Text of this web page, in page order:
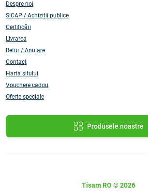
Despre noi
SICAP / Achiziții publice
Certificări
Livrarea
Retur / Anulare
Contact
Harta sitului
Vouchere cadou
Oferte speciale
Produsele noastre
Tisam RO © 2026